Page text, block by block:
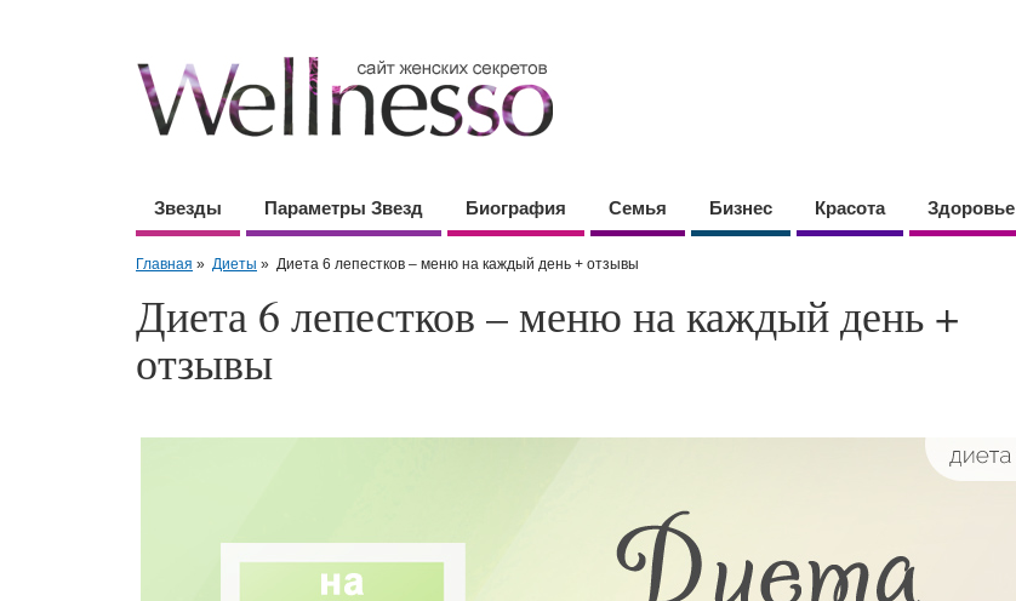
Звезды Параметры Звезд Биография Семья Бизнес Красота Здоровье
Главная » Диеты » Диета 6 лепестков – меню на каждый день + отзывы
Диета 6 лепестков – меню на каждый день +
отзывы